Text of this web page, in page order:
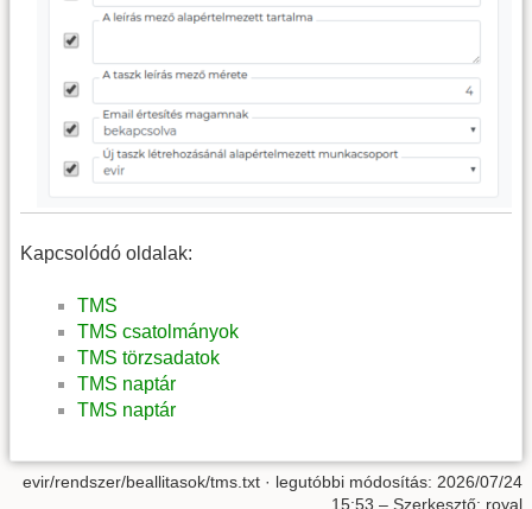
Kapcsolódó oldalak:
TMS
TMS csatolmányok
TMS törzsadatok
TMS naptár
TMS naptár
evir/rendszer/beallitasok/tms.txt · legutóbbi módosítás: 2026/07/24
15:53 – Szerkesztő: royal